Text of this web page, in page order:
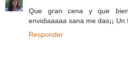
Que gran cena y que
envidiaaaaa sana me das¡¡
Responder